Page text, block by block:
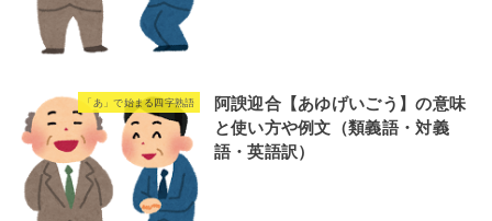
「あ」で始まる四字熟語
阿諛迎合【あゆげいごう】の意味
と使い方や例文（類義語・対義
語・英語訳）